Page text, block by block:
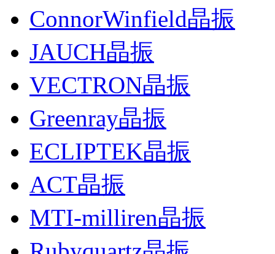
ConnorWinfield晶振
JAUCH晶振
VECTRON晶振
Greenray晶振
ECLIPTEK晶振
ACT晶振
MTI-milliren晶振